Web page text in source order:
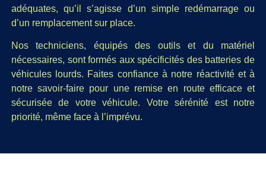
adéquates, qu’il s’agisse d’un simple redémarrage ou
d’un remplacement sur place.
Nos techniciens, équipés des outils et du matériel
nécessaires, sont formés aux spécificités des batteries de
véhicules lourds. Faites confiance à notre réactivité et à
notre savoir-faire pour une remise en route efficace et
sécurisée de votre véhicule. Votre sérénité est notre
priorité, même face à l’imprévu.